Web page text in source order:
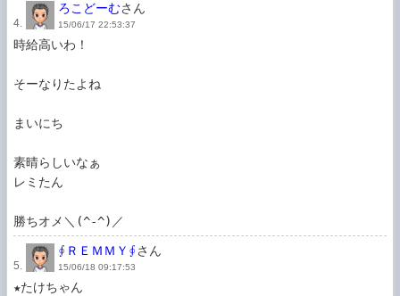
4.
ろこどーむさん
15/06/17 22:53:37
時給高いわ！
そーなりたよね
まいにち
素晴らしいなぁ
レミたん
勝ちオメ＼(^-^)／
5.
∮ＲＥＭＭＹ∮さん
15/06/18 09:17:53
★たけちゃん